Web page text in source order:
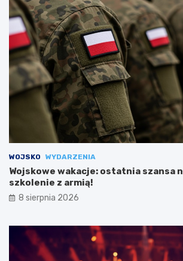
WOJSKO WYDARZENIA
Wojskowe wakacje: ostatnia szansa
szkolenie z armią!
8 sierpnia 2026